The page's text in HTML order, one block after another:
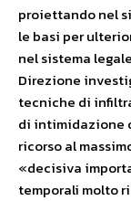
proiettando nel
le basi per
nel sistema
Direzione
tecniche di
di intimidazione
ricorso al
«decisiva
temporali molto